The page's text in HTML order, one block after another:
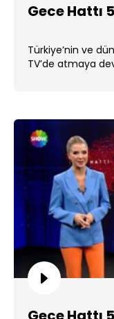
Gece Hattı
Türkiye’nin ve
TV’de atmaya